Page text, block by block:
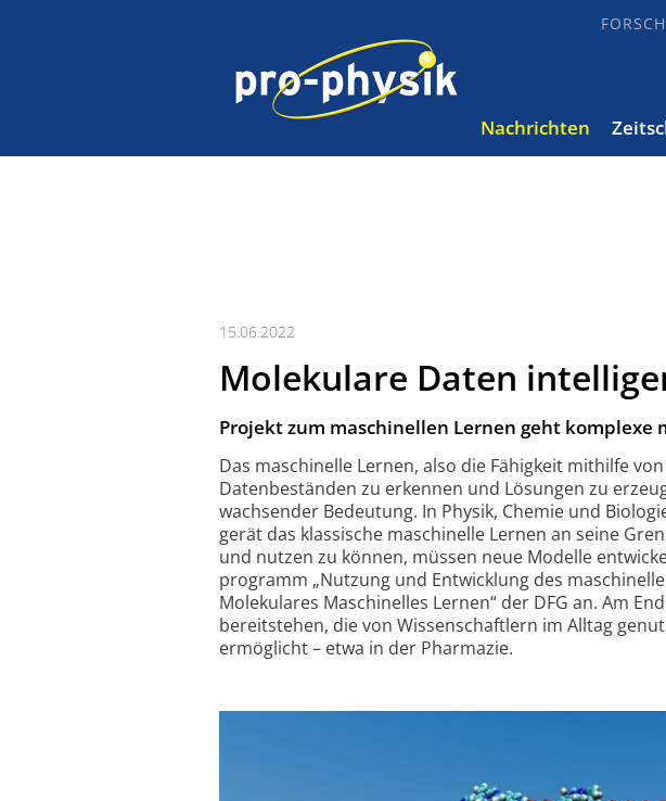
Nachrichten
15.06.2022
Molekulare Daten
Projekt zum maschinellen Lernen geht komplexe
Das maschinelle Lernen, also die Fähigkeit mithilfe
Datenbeständen zu erkennen und Lösungen zu
wachsender Bedeutung. In Physik, Chemie und
gerät das klassische maschinelle Lernen an seine
und nutzen zu können, müssen neue Modelle
programm „Nutzung und Entwicklung des
Molekulares Maschinelles Lernen“ der DFG an. Am
bereitstehen, die von Wissenschaftlern im Alltag
ermöglicht – etwa in der Pharmazie.